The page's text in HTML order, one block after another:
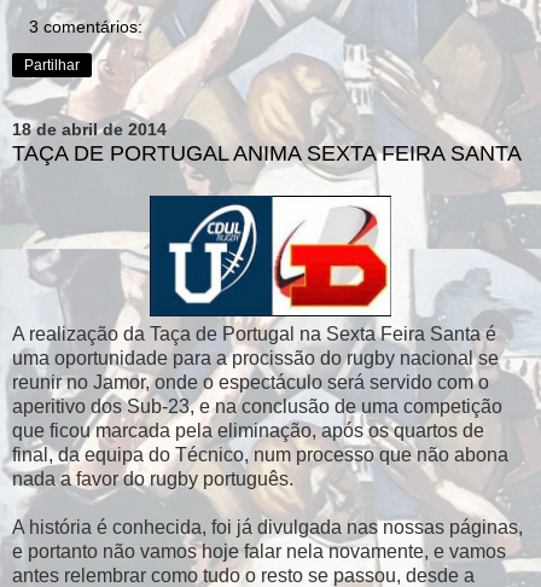
3 comentários:
Partilhar
18 de abril de 2014
TAÇA DE PORTUGAL ANIMA SEXTA FEIRA SANTA
A realização da Taça de Portugal na Sexta Feira Santa é
uma oportunidade para a procissão do rugby nacional se
reunir no Jamor, onde o espectáculo será servido com o
aperitivo dos Sub-23, e na conclusão de uma competição
que ficou marcada pela eliminação, após os quartos de
final, da equipa do Técnico, num processo que não abona
nada a favor do rugby português.
A história é conhecida, foi já divulgada nas nossas páginas,
e portanto não vamos hoje falar nela novamente, e vamos
antes relembrar como tudo o resto se passou, desde a